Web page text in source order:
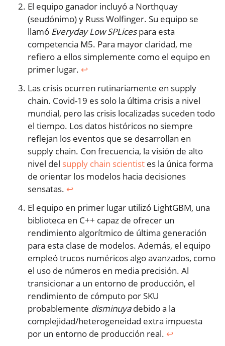
El equipo ganador incluyó a Northquay
(seudónimo) y Russ Wolfinger. Su equipo se
llamó Everyday Low SPLicespara esta
competencia M5. Para mayor claridad, me
refiero a ellos simplemente como el equipo en
primer lugar. ↩︎
Las crisis ocurren rutinariamente en supply
chain. Covid-19 es solo la última crisis a nivel
mundial, pero las crisis localizadas suceden todo
el tiempo. Los datos históricos no siempre
reflejan los eventos que se desarrollan en
supply chain. Con frecuencia, la visión de alto
nivel del supply chain scientist es la única forma
de orientar los modelos hacia decisiones
sensatas. ↩︎
El equipo en primer lugar utilizó LightGBM, una
biblioteca en C++ capaz de ofrecer un
rendimiento algorítmico de última generación
para esta clase de modelos. Además, el equipo
empleó trucos numéricos algo avanzados, como
el uso de números en media precisión. Al
transicionar a un entorno de producción, el
rendimiento de cómputo por SKU
probablemente disminuyadebido a la
complejidad/heterogeneidad extra impuesta
por un entorno de producción real. ↩︎